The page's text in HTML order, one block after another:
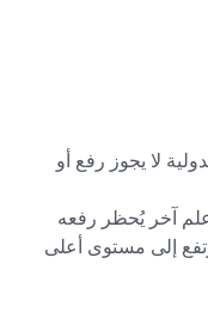
لا يجوز رفع أو
علم آخر يُحظر رفعه
إلى مستوى أعلى